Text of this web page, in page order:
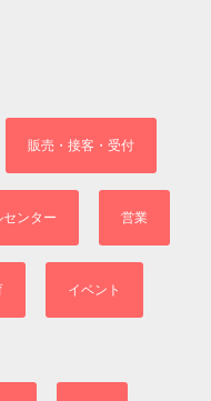
販売・接客・受付
センター 営業
イベント